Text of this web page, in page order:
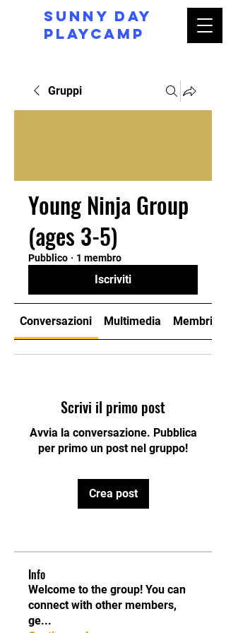
Sunny day
Playcamp
Gruppi
Young Ninja Group
(ages 3-5)
Pubblico · 1 membro
Iscriviti
Conversazioni Multimedia Membri
Scrivi il primo post
Avvia la conversazione. Pubblica
per primo un post nel gruppo!
Crea post
Info
Welcome to the group! You can
connect with other members,
ge...